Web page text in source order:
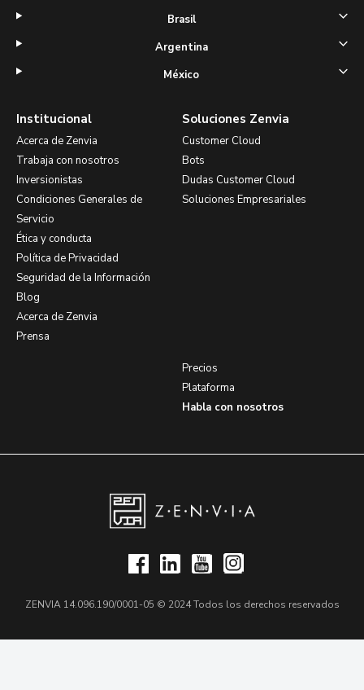
Institucional
Acerca de Zenvia
Trabaja con nosotros
Inversionistas
Condiciones Generales de
Servicio
Ética y conducta
Política de Privacidad
Seguridad de la Información
Blog
Acerca de Zenvia
Prensa
Soluciones Zenvia
Customer Cloud
Bots
Dudas Customer Cloud
Soluciones Empresariales
Precios
Plataforma
Habla con nosotros
Brasil
Argentina
México
ZENVIA 14.096.190/0001-05 © 2024 Todos los derechos reservados